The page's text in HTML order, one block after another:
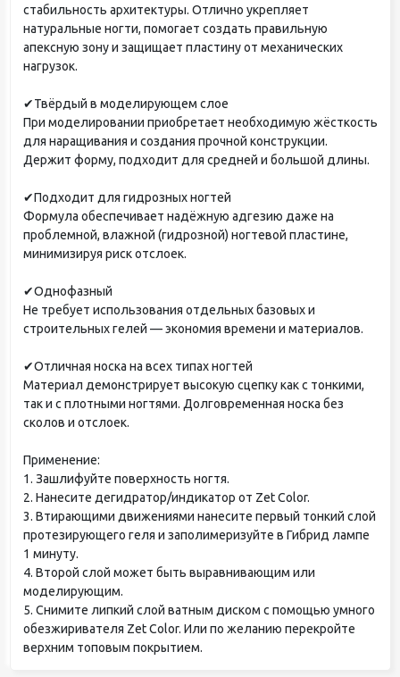
стабильность архитектуры. Отлично укрепляет
натуральные ногти, помогает создать правильную
апексную зону и защищает пластину от механических
нагрузок.
✔Твёрдый в моделирующем слое
При моделировании приобретает необходимую жёсткость
для наращивания и создания прочной конструкции.
Держит форму, подходит для средней и большой длины.
✔Подходит для гидрозных ногтей
Формула обеспечивает надёжную адгезию даже на
проблемной, влажной (гидрозной) ногтевой пластине,
минимизируя риск отслоек.
✔Однофазный
Не требует использования отдельных базовых и
строительных гелей — экономия времени и материалов.
✔Отличная носка на всех типах ногтей
Материал демонстрирует высокую сцепку как с тонкими,
так и с плотными ногтями. Долговременная носка без
сколов и отслоек.
Применение:
1. Зашлифуйте поверхность ногтя.
2. Нанесите дегидратор/индикатор от Zet Color.
3. Втирающими движениями нанесите первый тонкий слой
протезирующего геля и заполимеризуйте в Гибрид лампе
1 минуту.
4. Второй слой может быть выравнивающим или
моделирующим.
5. Снимите липкий слой ватным диском с помощью умного
обезжиривателя Zet Color. Или по желанию перекройте
верхним топовым покрытием.